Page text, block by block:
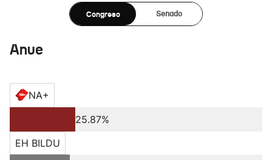
Congreso Senado
Anue
NA+
25.87%
EH BILDU